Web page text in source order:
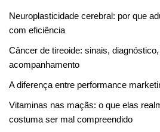
Neuroplasticidade cerebral: por que
com eficiência
Câncer de tireoide: sinais,
acompanhamento
A diferença entre performance
Vitaminas nas maçãs: o que elas
costuma ser mal compreendido